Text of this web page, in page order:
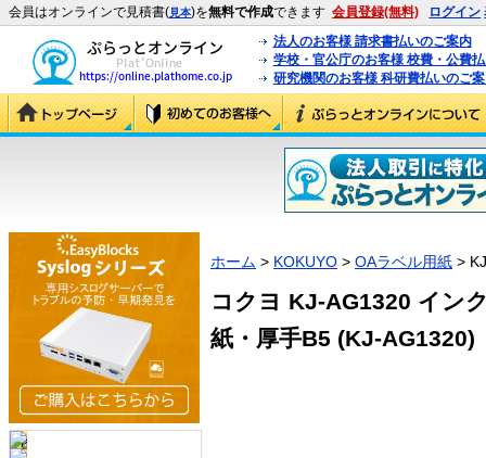
会員はオンラインで見積書(見本)を無料で作成できます 会員登録(無料) ログイン
法人のお客様 請求書払いのご案内
学校・官公庁のお客様 校費・公費
研究機関のお客様 科研費払いのご
ホーム > KOKUYO > OAラベル用紙 >
コクヨ KJ-AG1320 イン
紙・厚手B5 (KJ-AG1320)